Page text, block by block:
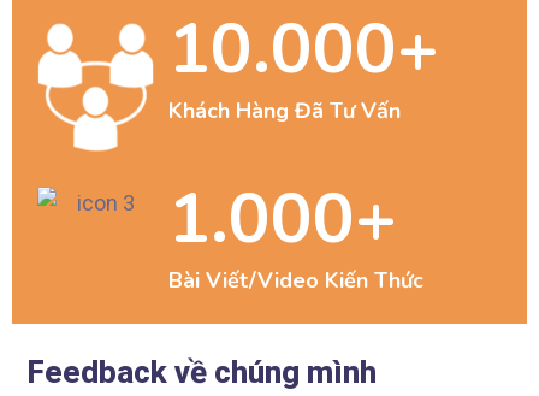
10.000+
Khách Hàng Đã Tư Vấn
1.000+
Bài Viết/Video Kiến Thức
Feedback về chúng mình